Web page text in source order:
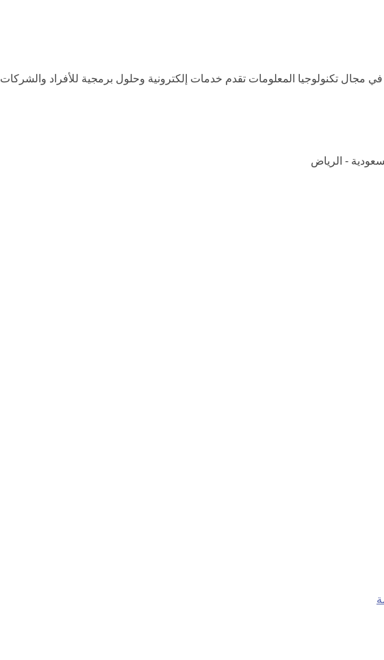
مجال تكنولوجيا المعلومات تقدم خدمات إلكترونية وحلول برمجية للأفراد والشركات
- الرياض